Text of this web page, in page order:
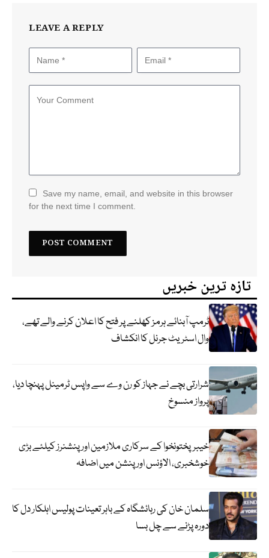
LEAVE A REPLY
Save my name, email, and website in this browser
for the next time I comment.
تازہ ترین خبریں
ٹرمپ آبنائے ہرمز کھلنے پر فتح کا اعلان کرنے والے تھے،
وال اسٹریٹ جرنل کا انکشاف
شرارتی بچے نے جہاز کو رن وے سے واپس ٹرمینل پہنچا دیا،
پرواز منسوخ
خیبرپختونخوا کے سرکاری ملازمین اور پنشنرز کیلئے بڑی
خوشخبری، الاؤنس اور پنشن میں اضافہ
سلمان خان کی رہائشگاہ کے باہر تعینات پولیس اہلکار دل کا
دورہ پڑنے سے چل بسا